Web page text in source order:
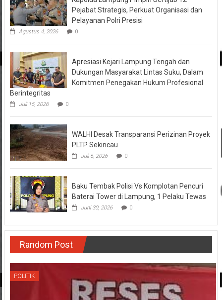
Pejabat Strategis, Perkuat Organisasi dan
Pelayanan Polri Presisi
Agustus 4, 2026 0
Apresiasi Kejari Lampung Tengah dan
Dukungan Masyarakat Lintas Suku, Dalam
Komitmen Penegakan Hukum Profesional
Berintegritas
Juli 15, 2026 0
WALHI Desak Transparansi Perizinan Proyek
PLTP Sekincau
Juli 6, 2026 0
Baku Tembak Polisi Vs Komplotan Pencuri
Baterai Tower di Lampung, 1 Pelaku Tewas
Juni 30, 2026 0
Random Post
POLITIK